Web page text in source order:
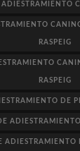
ADIESTRAMIENTO
RASPEIG
RASPEIG
DE
ADIESTRAMIENTO